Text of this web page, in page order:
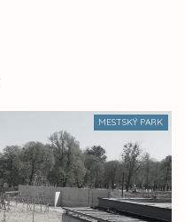
MESTSKÝ PARK